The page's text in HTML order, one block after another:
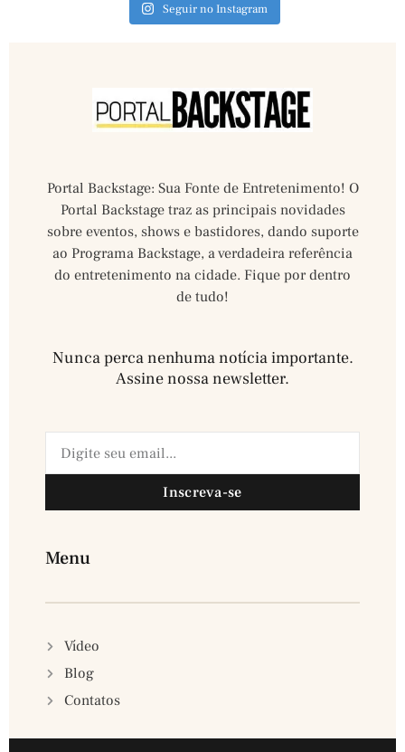
Seguir no Instagram
Portal Backstage: Sua Fonte de Entretenimento! O
Portal Backstage traz as principais novidades
sobre eventos, shows e bastidores, dando suporte
ao Programa Backstage, a verdadeira referência
do entretenimento na cidade. Fique por dentro
de tudo!
Nunca perca nenhuma notícia importante.
Assine nossa newsletter.​
Inscreva-se
Menu
Vídeo
Blog
Contatos